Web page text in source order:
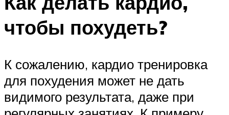
чтобы похудеть?
К сожалению, кардио тренировка
для похудения может не дать
видимого результата, даже при